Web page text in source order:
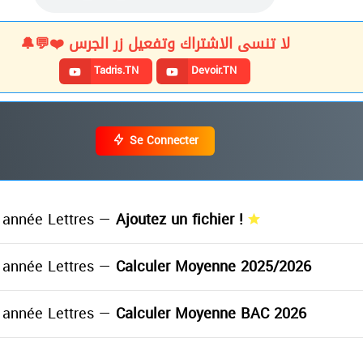
لا تنسى الاشتراك وتفعيل زر الجرس ❤️💬🔔
Tadris.TN Devoir.TN
Se Connecter
Lettres — Ajoutez un fichier !
Lettres — Calculer Moyenne 2025/2026
Lettres — Calculer Moyenne BAC 2026